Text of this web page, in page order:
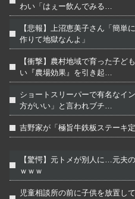
わい「はぇー飲んでみる…
【悲報】上沼恵美子さん「簡単
作りて地獄なんよ」
【衝撃】農村地域で育った子ど
い『農場効果』を引き起…
ショートスリーパーで有名なイ
方がいい」と言われブチ…
吉野家が「極旨牛鉄板ステーキ
【驚愕】元トメが別人に…元夫
ｗｗｗ
児童相談所の前に子供を放置し